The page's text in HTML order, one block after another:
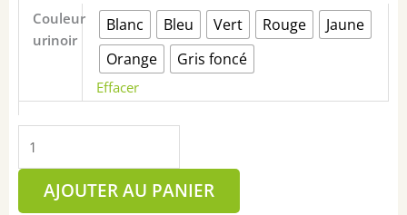
Couleur
urinoir
Blanc Bleu Vert Rouge
Jaune
Orange
Gris foncé
Effacer
Uricolonne
AJOUTER AU PANIER